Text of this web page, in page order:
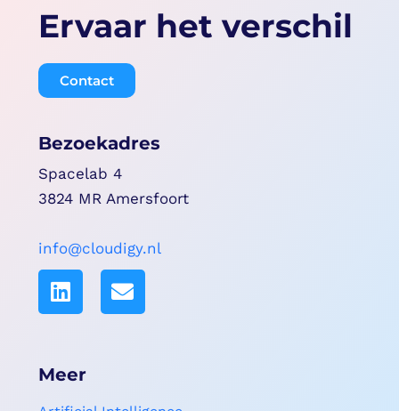
Ervaar het verschil
Contact
Bezoekadres
Spacelab 4
3824 MR Amersfoort
info@cloudigy.nl
Meer